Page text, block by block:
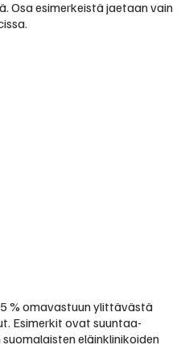
Osa esimerkeistä jaetaan vain
% omavastuun ylittävästä
Esimerkit ovat suuntaa-
eläinklinikoiden